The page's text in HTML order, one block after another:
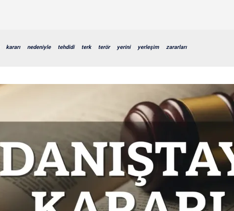
kararı nedeniyle tehdidi terk terör yerini yerleşim zararları